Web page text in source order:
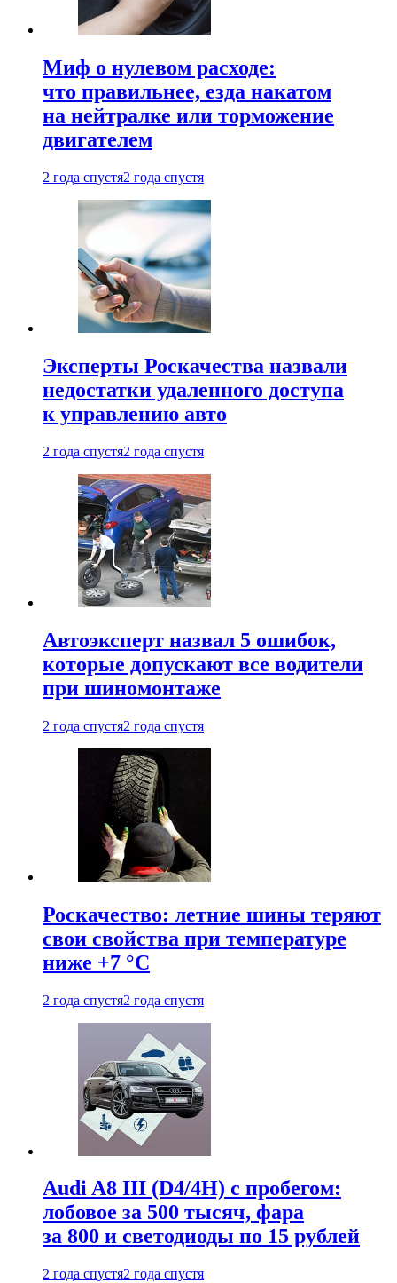
Миф о нулевом расходе:
что правильнее, езда накатом
на нейтралке или торможение
двигателем
2 года спустя2 года спустя
Эксперты Роскачества назвали
недостатки удаленного доступа
к управлению авто
2 года спустя2 года спустя
Автоэксперт назвал 5 ошибок,
которые допускают все водители
при шиномонтаже
2 года спустя2 года спустя
Роскачество: летние шины теряют
свои свойства при температуре
ниже +7 °C
2 года спустя2 года спустя
Audi A8 III (D4/4H) c пробегом:
лобовое за 500 тысяч, фара
за 800 и светодиоды по 15 рублей
2 года спустя2 года спустя